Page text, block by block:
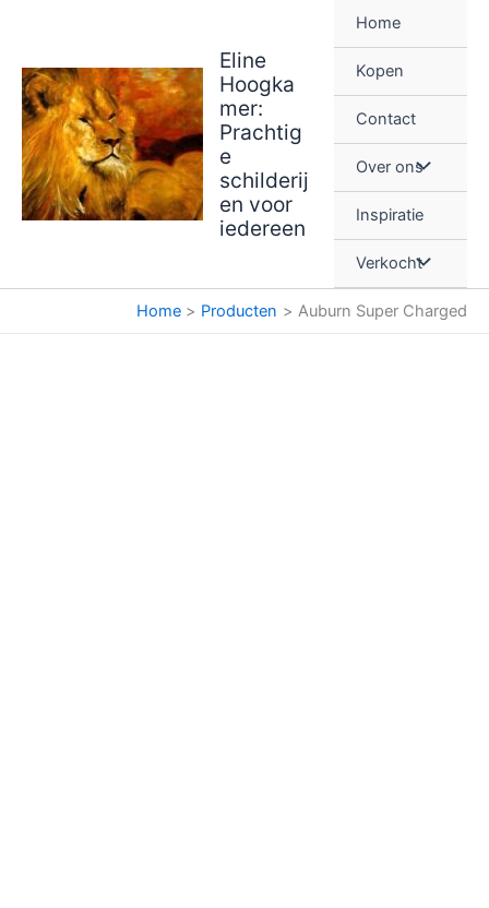
inhoud
Eline
Hoogka
mer:
Prachtig
e
schilderij
en voor
iedereen
Home
Kopen
Contact
Over ons
Inspiratie
Verkocht
Home Producten Auburn Super Charged